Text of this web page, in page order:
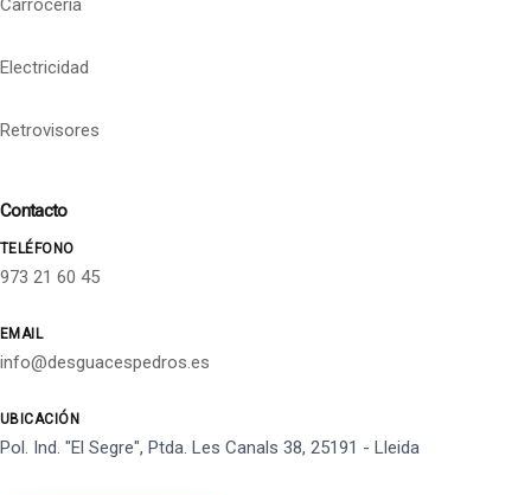
Electricidad
Retrovisores
Contacto
TELÉFONO
973 21 60 45
EMAIL
info@desguacespedros.es
UBICACIÓN
Pol. Ind. "El Segre", Ptda. Les Canals 38, 25191 - Lleida